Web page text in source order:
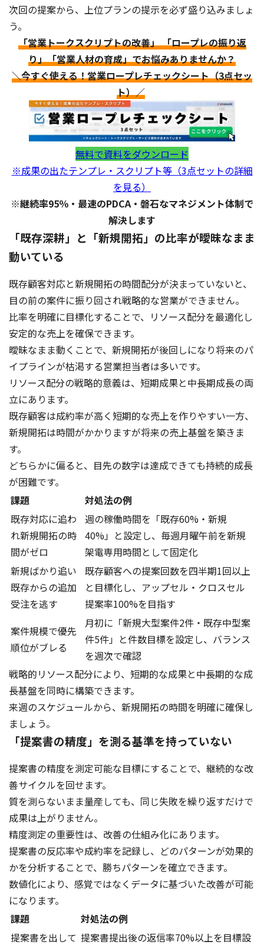
次回の提案から、上位プランの提示を必ず盛り込みましょ
う。
「営業トークスクリプトの改善」 「ロープレの振り返
り」「営業人材の育成」でお悩みありませんか？
＼今すぐ使える！営業ロープレチェックシート（3点セッ
ト）／
無料で資料をダウンロード
※成果の出たテンプレ・スクリプト等（3点セットの詳細
を見る）
※継続率95％・最速のPDCA・磐石なマネジメント体制で
解決します
「既存深耕」と「新規開拓」の比率が曖昧なまま
動いている
既存顧客対応と新規開拓の時間配分が決まっていないと、
目の前の案件に振り回され戦略的な営業ができません。
比率を明確に目標化することで、リソース配分を最適化し
安定的な売上を確保できます。
曖昧なまま動くことで、新規開拓が後回しになり将来のパ
イプラインが枯渇する営業担当者は多いです。
リソース配分の戦略的意義は、短期成果と中長期成長の両
立にあります。
既存顧客は成約率が高く短期的な売上を作りやすい一方、
新規開拓は時間がかかりますが将来の売上基盤を築きま
す。
どちらかに偏ると、目先の数字は達成できても持続的成長
が困難です。
課題
対処法の例
既存対応に追わ
れ新規開拓の時
間がゼロ
週の稼働時間を「既存60%・新規
40%」と設定し、毎週月曜午前を新規
架電専用時間として固定化
新規ばかり追い
既存からの追加
受注を逃す
既存顧客への提案回数を四半期1回以上
と目標化し、アップセル・クロスセル
提案率100%を目指す
案件規模で優先
順位がブレる
月初に「新規大型案件2件・既存中型案
件5件」と件数目標を設定し、バランス
を週次で確認
戦略的リソース配分により、短期的な成果と中長期的な成
長基盤を同時に構築できます。
来週のスケジュールから、新規開拓の時間を明確に確保し
ましょう。
「提案書の精度」を測る基準を持っていない
提案書の精度を測定可能な目標にすることで、継続的な改
善サイクルを回せます。
質を測らないまま量産しても、同じ失敗を繰り返すだけで
成果は上がりません。
精度測定の重要性は、改善の仕組み化にあります。
提案書の反応率や成約率を記録し、どのパターンが効果的
かを分析することで、勝ちパターンを確立できます。
数値化により、感覚ではなくデータに基づいた改善が可能
になります。
課題
対処法の例
提案書を出して 提案書提出後の返信率70%以上を目標設